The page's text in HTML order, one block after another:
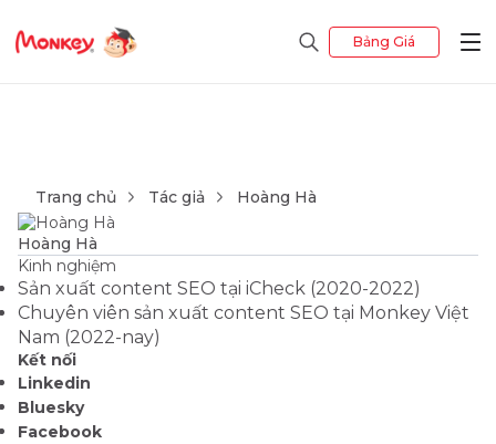
Bảng Giá
Trang chủ Tác giả Hoàng Hà
Hoàng Hà
Kinh nghiệm
Sản xuất content SEO tại iCheck (2020-2022)
Chuyên viên sản xuất content SEO tại Monkey Việt
Nam (2022-nay)
Kết nối
Linkedin
Bluesky
Facebook